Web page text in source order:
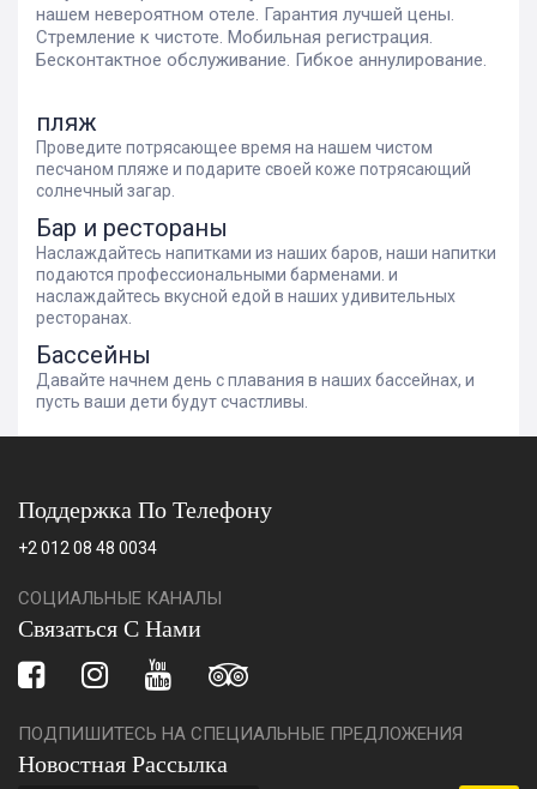
нашем невероятном отеле. Гарантия лучшей цены.
Стремление к чистоте. Мобильная регистрация.
Бесконтактное обслуживание. Гибкое аннулирование.
пляж
Проведите потрясающее время на нашем чистом
песчаном пляже и подарите своей коже потрясающий
солнечный загар.
Бар и рестораны
Наслаждайтесь напитками из наших баров, наши напитки
подаются профессиональными барменами. и
наслаждайтесь вкусной едой в наших удивительных
ресторанах.
Бассейны
Давайте начнем день с плавания в наших бассейнах, и
пусть ваши дети будут счастливы.
Поддержка По Телефону
+2 012 08 48 0034
СОЦИАЛЬНЫЕ КАНАЛЫ
Связаться С Нами
ПОДПИШИТЕСЬ НА СПЕЦИАЛЬНЫЕ ПРЕДЛОЖЕНИЯ
Новостная Рассылка